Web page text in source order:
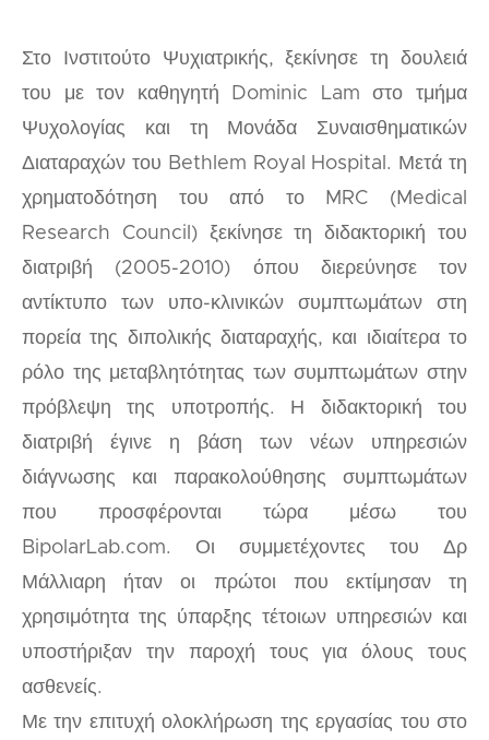
Στο Ινστιτούτο Ψυχιατρικής, ξεκίνησε τη δουλειά
του με τον καθηγητή Dominic Lam στο τμήμα
Ψυχολογίας και τη Μονάδα Συναισθηματικών
Διαταραχών του Bethlem Royal Hospital. Μετά τη
χρηματοδότηση του από το MRC (Medical
Research Council) ξεκίνησε τη διδακτορική του
διατριβή (2005-2010) όπου διερεύνησε τον
αντίκτυπο των υπο-κλινικών συμπτωμάτων στη
πορεία της διπολικής διαταραχής, και ιδιαίτερα το
ρόλο της μεταβλητότητας των συμπτωμάτων στην
πρόβλεψη της υποτροπής. Η διδακτορική του
διατριβή έγινε η βάση των νέων υπηρεσιών
διάγνωσης και παρακολούθησης συμπτωμάτων
που προσφέρονται τώρα μέσω του
BipolarLab.com. Οι συμμετέχοντες του Δρ
Μάλλιαρη ήταν οι πρώτοι που εκτίμησαν τη
χρησιμότητα της ύπαρξης τέτοιων υπηρεσιών και
υποστήριξαν την παροχή τους για όλους τους
ασθενείς.
Με την επιτυχή ολοκλήρωση της εργασίας του στο